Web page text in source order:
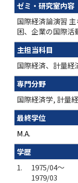
ゼミ・研究室内容
国際経済論演習
困、企業の国際活
主担当科目
国際経済、計量経
専門分野
国際経済学, 計量
最終学位
M.A.
学歴
1.
1975/04～
1979/03